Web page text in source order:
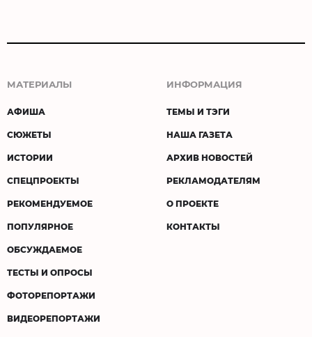
МАТЕРИАЛЫ
АФИША
СЮЖЕТЫ
ИСТОРИИ
СПЕЦПРОЕКТЫ
РЕКОМЕНДУЕМОЕ
ПОПУЛЯРНОЕ
ОБСУЖДАЕМОЕ
ТЕСТЫ И ОПРОСЫ
ФОТОРЕПОРТАЖИ
ВИДЕОРЕПОРТАЖИ
ИНФОРМАЦИЯ
ТЕМЫ И ТЭГИ
НАША ГАЗЕТА
АРХИВ НОВОСТЕЙ
РЕКЛАМОДАТЕЛЯМ
О ПРОЕКТЕ
КОНТАКТЫ